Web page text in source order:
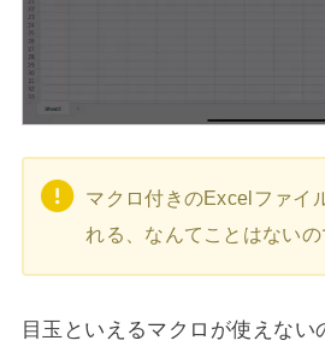
マクロ付きのExcelファイ
れる、なんてことはない
目玉といえるマクロが使えない